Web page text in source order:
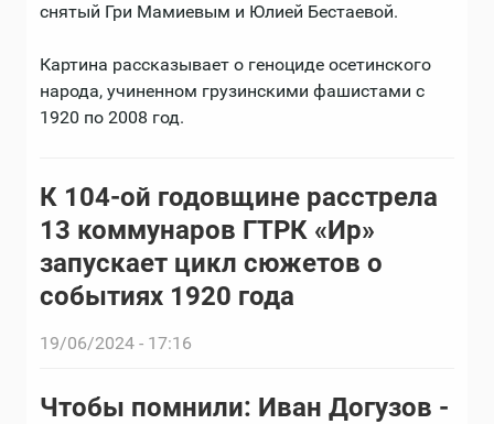
снятый Гри Мамиевым и Юлией Бестаевой.
Картина рассказывает о геноциде осетинского
народа, учиненном грузинскими фашистами с
1920 по 2008 год.
К 104-ой годовщине расстрела
13 коммунаров ГТРК «Ир»
запускает цикл сюжетов о
событиях 1920 года
19/06/2024 - 17:16
Чтобы помнили: Иван Догузов -